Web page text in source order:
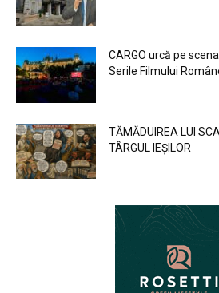
CARGO urcă pe
Serile Filmului
TĂMĂDUIREA LUI
TÂRGUL IEȘILOR